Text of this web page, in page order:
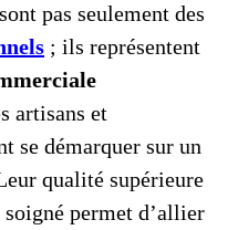
pas seulement des
; ils représentent
artisans et
se démarquer sur un
qualité supérieure
soigné permet d’allier